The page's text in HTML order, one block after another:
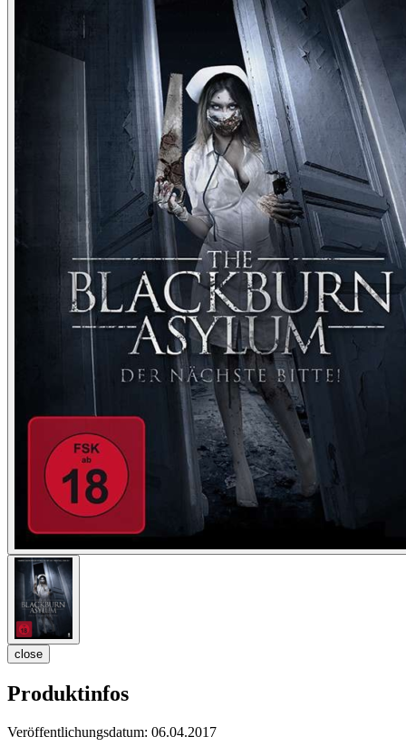
close
Produktinfos
Veröffentlichungsdatum: 06.04.2017